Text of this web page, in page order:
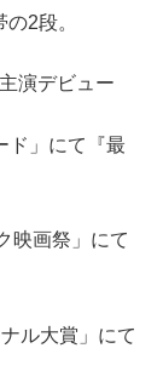
2段。
演デビュー
ド」にて『最
映画祭」にて
ル大賞」にて